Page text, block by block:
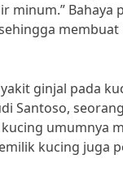
minum.”
ginjal pada
Santoso,
umumnya
kucing